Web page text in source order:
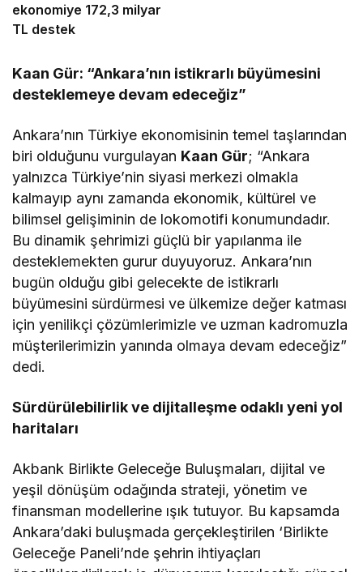
ekonomiye 172,3 milyar
TL destek
Kaan Gür: “Ankara’nın istikrarlı büyümesini
desteklemeye devam edeceğiz”
Ankara’nın Türkiye ekonomisinin temel taşlarından
biri olduğunu vurgulayan Kaan Gür; “Ankara
yalnızca Türkiye’nin siyasi merkezi olmakla
kalmayıp aynı zamanda ekonomik, kültürel ve
bilimsel gelişiminin de lokomotifi konumundadır.
Bu dinamik şehrimizi güçlü bir yapılanma ile
desteklemekten gurur duyuyoruz. Ankara’nın
bugün olduğu gibi gelecekte de istikrarlı
büyümesini sürdürmesi ve ülkemize değer katması
için yenilikçi çözümlerimizle ve uzman kadromuzla
müşterilerimizin yanında olmaya devam edeceğiz”
dedi.
Sürdürülebilirlik ve dijitalleşme odaklı yeni yol
haritaları
Akbank Birlikte Geleceğe Buluşmaları, dijital ve
yeşil dönüşüm odağında strateji, yönetim ve
finansman modellerine ışık tutuyor. Bu kapsamda
Ankara’daki buluşmada gerçekleştirilen ‘Birlikte
Geleceğe Paneli’nde şehrin ihtiyaçları